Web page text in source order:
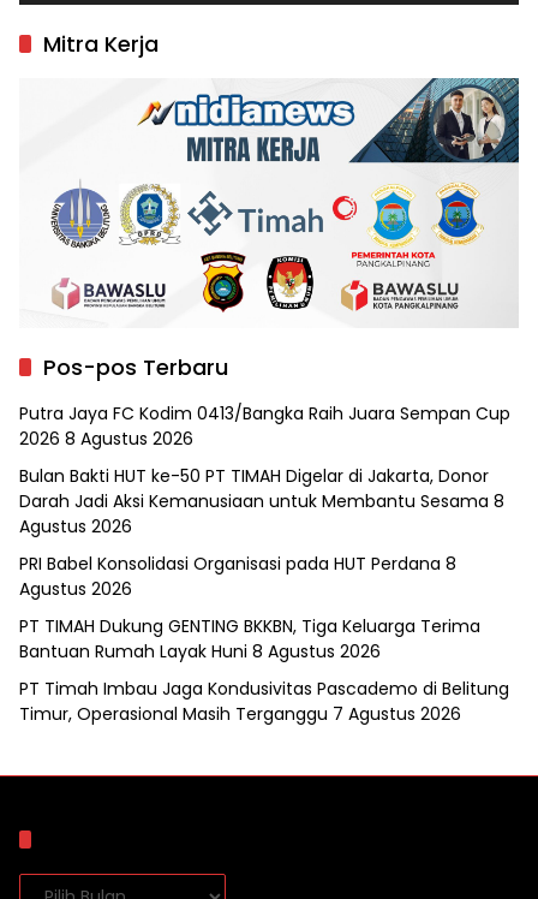
Mitra Kerja
Pos-pos Terbaru
Putra Jaya FC Kodim 0413/Bangka Raih Juara Sempan Cup
2026 8 Agustus 2026
Bulan Bakti HUT ke-50 PT TIMAH Digelar di Jakarta, Donor
Darah Jadi Aksi Kemanusiaan untuk Membantu Sesama 8
Agustus 2026
PRI Babel Konsolidasi Organisasi pada HUT Perdana 8
Agustus 2026
PT TIMAH Dukung GENTING BKKBN, Tiga Keluarga Terima
Bantuan Rumah Layak Huni 8 Agustus 2026
PT Timah Imbau Jaga Kondusivitas Pascademo di Belitung
Timur, Operasional Masih Terganggu 7 Agustus 2026
Arsip